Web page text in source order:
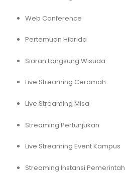
Web Conference
Pertemuan Hibrida
Siaran Langsung Wisuda
Live Streaming Ceramah
Live Streaming Misa
Streaming Pertunjukan
Live Streaming Event Kampus
Streaming Instansi Pemerintah